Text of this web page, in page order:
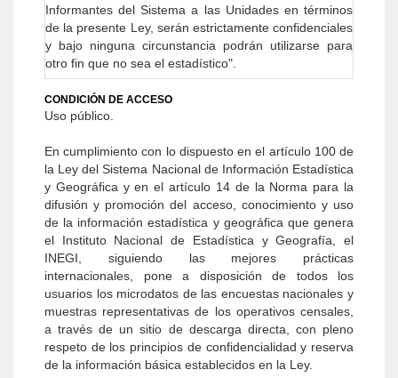
Informantes del Sistema a las Unidades en términos
de la presente Ley, serán estrictamente confidenciales
y bajo ninguna circunstancia podrán utilizarse para
otro fin que no sea el estadístico".
CONDICIÓN DE ACCESO
Uso público.
En cumplimiento con lo dispuesto en el artículo 100 de
la Ley del Sistema Nacional de Información Estadística
y Geográfica y en el artículo 14 de la Norma para la
difusión y promoción del acceso, conocimiento y uso
de la información estadística y geográfica que genera
el Instituto Nacional de Estadística y Geografía, el
INEGI, siguiendo las mejores prácticas
internacionales, pone a disposición de todos los
usuarios los microdatos de las encuestas nacionales y
muestras representativas de los operativos censales,
a través de un sitio de descarga directa, con pleno
respeto de los principios de confidencialidad y reserva
de la información básica establecidos en la Ley.